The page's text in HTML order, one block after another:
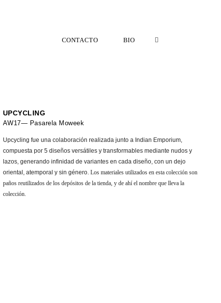
CONTACTO BIO
UPCYCLING
AW17— Pasarela Moweek
Upcycling fue una colaboración realizada junto a Indian Emporium,
compuesta por 5 diseños versátiles y transformables mediante nudos y
lazos, generando infinidad de variantes en cada diseño, con un dejo
oriental, atemporal y sin género. Los materiales utilizados en esta colección son
paños reutilizados de los depósitos de la tienda, y de ahí el nombre que lleva la
colección.